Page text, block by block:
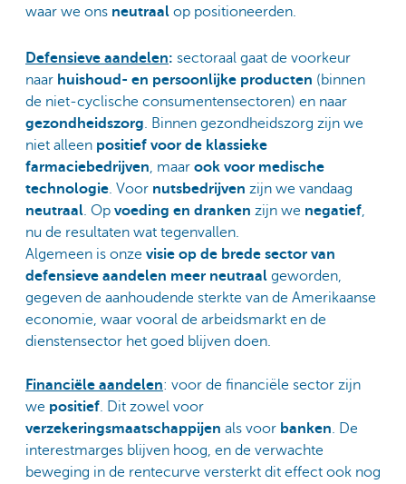
waar we ons neutraal op positioneerden.
Defensieve aandelen: sectoraal gaat de voorkeur
naar huishoud- en persoonlijke producten (binnen
de niet-cyclische consumentensectoren) en naar
gezondheidszorg. Binnen gezondheidszorg zijn we
niet alleen positief voor de klassieke
farmaciebedrijven, maar ook voor medische
technologie. Voor nutsbedrijven zijn we vandaag
neutraal. Op voeding en dranken zijn we negatief,
nu de resultaten wat tegenvallen.
Algemeen is onze visie op de brede sector van
defensieve aandelen meer neutraal geworden,
gegeven de aanhoudende sterkte van de Amerikaanse
economie, waar vooral de arbeidsmarkt en de
dienstensector het goed blijven doen.
Financiële aandelen: voor de financiële sector zijn
we positief. Dit zowel voor
verzekeringsmaatschappijen als voor banken. De
interestmarges blijven hoog, en de verwachte
beweging in de rentecurve versterkt dit effect ook nog